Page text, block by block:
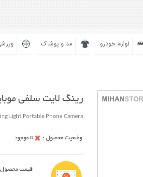
لوازم خودرو مد و پوشاک
رینگ لایت سلفی
Light Portable Phone Camera
قیمت محصول